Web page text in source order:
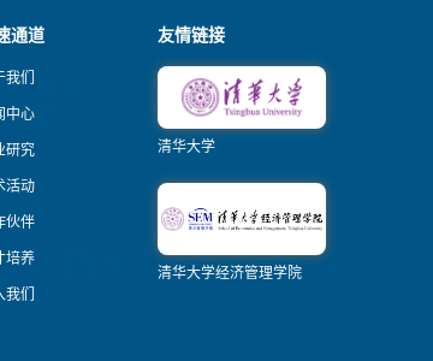
通道
我们
中心
研究
活动
伙伴
培养
我们
友情链接
清华大学
清华大学经济管理学院